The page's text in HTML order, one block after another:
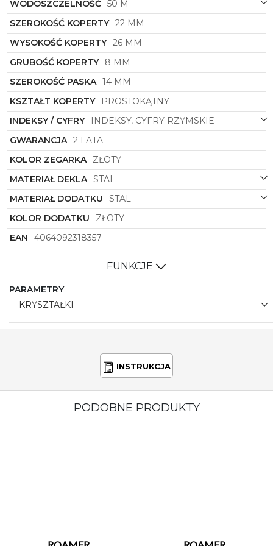
tylko zegarek, to symbol luksusu, szyku i perfekcji.
Dla kobiety, która ceni wysoką jakość, nowoczesny
design i prestiżowych producentów, ten model
będzie idealnym wyborem. Niech ten zegarek
stanie się Twoim niezawodnym towarzyszem,
podkreślającym Twój wyjątkowy styl i osobowość.
Daj się oczarować eleganckiemu pięknu i doskonałej
precyzji - wybierz Zestaw Damski
MK7510SETi błyszcz z klasą na każdym kroku.
WODOSZCZELNOŚĆ 50 M
SZEROKOŚĆ KOPERTY 22 MM
WYSOKOŚĆ KOPERTY 26 MM
GRUBOŚĆ KOPERTY 8 MM
SZEROKOŚĆ PASKA 14 MM
KSZTAŁT KOPERTY
PROSTOKĄTNY
INDEKSY / CYFRY
INDEKSY, CYFRY RZYMSKIE
GWARANCJA 2 LATA
KOLOR ZEGARKA ZŁOTY
MATERIAŁ DEKLA STAL
MATERIAŁ DODATKU
STAL
KOLOR DODATKU
ZŁOTY
EAN
4064092318357
FUNKCJE
PARAMETRY
KRYSZTAŁKI
INSTRUKCJA
PODOBNE PRODUKTY